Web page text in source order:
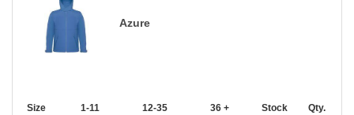
Azure
Size 1-11 12-35 36 + Stock Qty.